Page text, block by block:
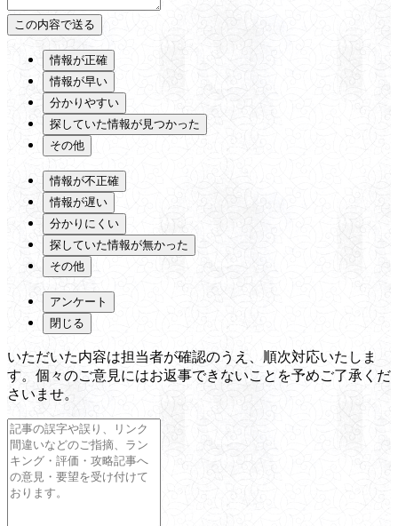
情報が正確
情報が早い
分かりやすい
探していた情報が見つかった
その他
情報が不正確
情報が遅い
分かりにくい
探していた情報が無かった
その他
アンケート
閉じる
いただいた内容は担当者が確認のうえ、順次対応いたしま
す。個々のご意見にはお返事できないことを予めご了承くだ
さいませ。